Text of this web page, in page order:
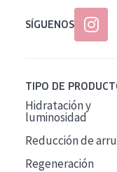
SÍGUENOS
TIPO DE
Hidratación y
luminosidad
Reducción de
Regeneración